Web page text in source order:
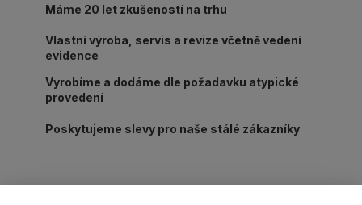
Máme 20 let zkušeností na trhu
Vlastní výroba, servis a revize včetně vedení
evidence
Vyrobíme a dodáme dle požadavku atypické
provedení
Poskytujeme slevy pro naše stálé zákazníky